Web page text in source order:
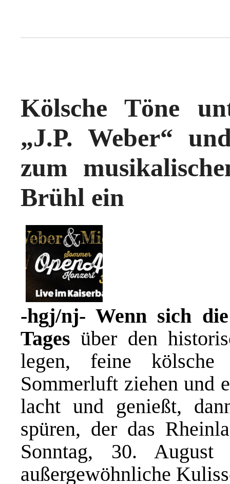
Kölsche Töne
„J.P. Weber“
zum
Brühl ein
-hgj/nj- Wenn sich
Tages über den
legen, feine
Sommerluft ziehen und
lacht und genießt,
spüren, der das
Sonntag, 30.
außergewöhnliche